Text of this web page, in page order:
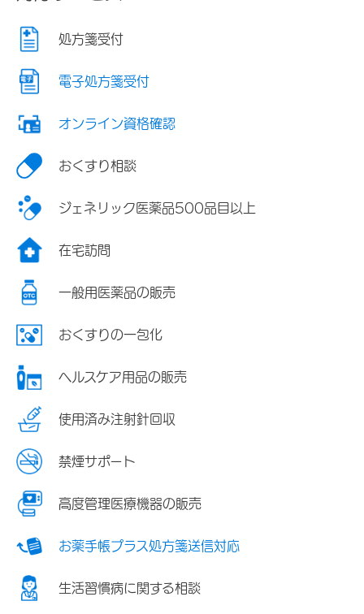
処方箋受付
電子処方箋受付
オンライン資格確認
おくすり相談
ジェネリック医薬品500品目以上
在宅訪問
一般用医薬品の販売
おくすりの一包化
ヘルスケア用品の販売
使用済み注射針回収
禁煙サポート
高度管理医療機器の販売
お薬手帳プラス処方箋送信対応
生活習慣病に関する相談